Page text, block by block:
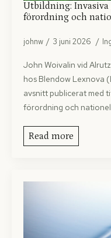
Utbildning:
förordning och
johnw 3 juni 2026
John Woivalin vid
hos Blendow Lexnova
avsnitt publicerat med
förordning och
Read more